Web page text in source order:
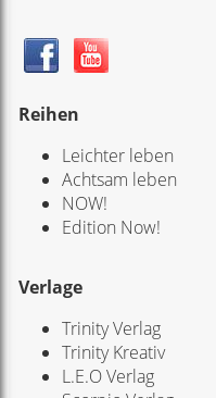
Reihen
Leichter leben
Achtsam leben
NOW!
Edition Now!
Verlage
Trinity Verlag
Trinity Kreativ
L.E.O Verlag